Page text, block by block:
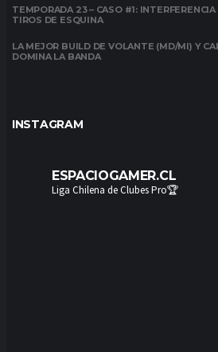
TEMPORADA 23 – CASO #1: INTERFERENCIA
TIROS DE ESQUINA
LA MEJOR BUILD DE VOLANTE (MD/MI) Y
DOMINA LA BANDA
INSTAGRAM
ESPACIOGAMER.CL
Liga Chilena de Clubes Pro🏆